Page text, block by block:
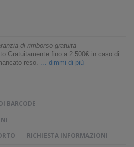
di rimborso gratuita
Gratuitamente fino a 2.500€ in caso di
reso. ... dimmi di più
BARCODE
RICHIESTA INFORMAZIONI